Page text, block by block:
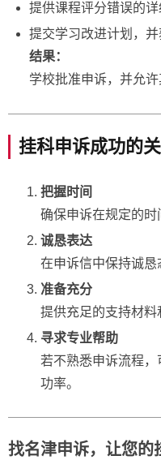
提供课程评分错误的详
提交学习改进计划，并
结果：
学校批准申诉，并允许
挂科申诉成功的
把握时间
确保申诉在规定的时
诚恳表达
在申诉信中保持诚恳
准备充分
提供充足的支持材料
寻求专业帮助
若不熟悉申诉流程
功率。
找名津申诉，让您的